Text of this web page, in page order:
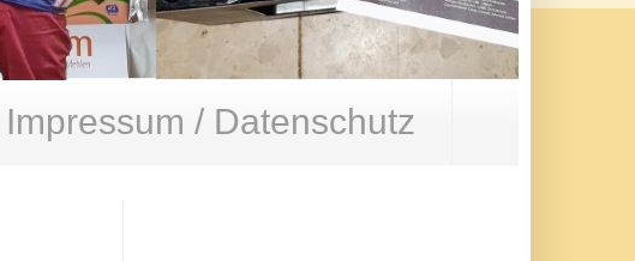
Impressum / Datenschutz